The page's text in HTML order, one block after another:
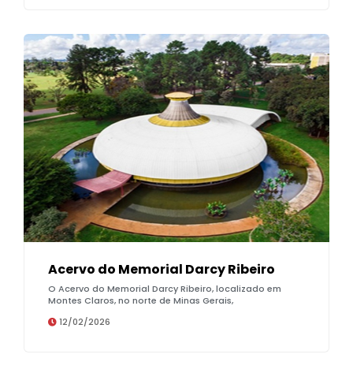
Acervo do Memorial Darcy Ribeiro
O Acervo do Memorial Darcy Ribeiro, localizado em
Montes Claros, no norte de Minas Gerais,
12/02/2026